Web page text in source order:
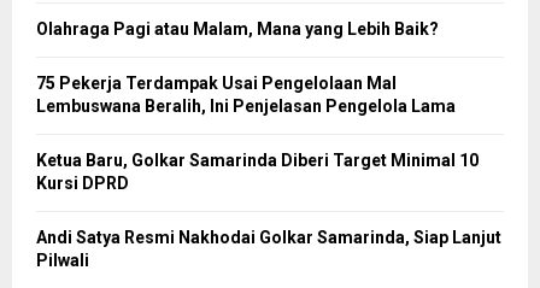
Olahraga Pagi atau Malam, Mana yang Lebih Baik?
75 Pekerja Terdampak Usai Pengelolaan Mal
Lembuswana Beralih, Ini Penjelasan Pengelola Lama
Ketua Baru, Golkar Samarinda Diberi Target Minimal 10
Kursi DPRD
Andi Satya Resmi Nakhodai Golkar Samarinda, Siap Lanjut
Pilwali